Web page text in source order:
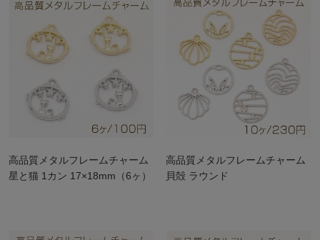
高品質メタルフレームチャーム
星と猫 1カン 17×18mm（6ヶ）
高品質メタルフレームチャーム
貝殻 ラウンド